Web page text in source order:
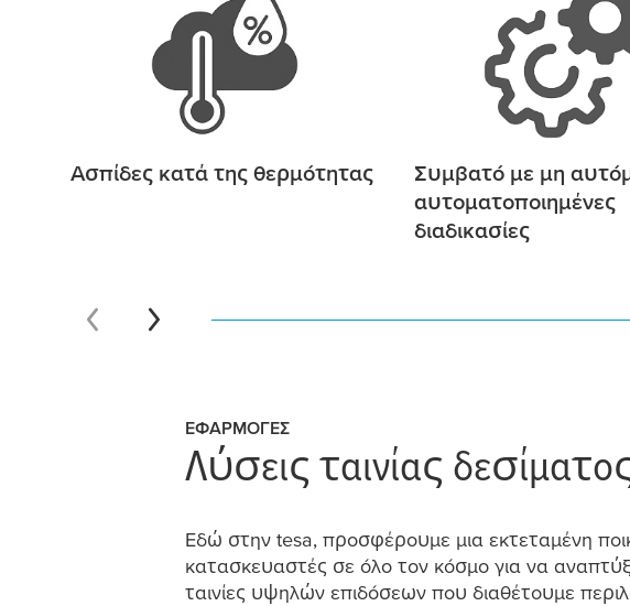
Ασπίδες κατά της θερμότητας Συμβατό με μη αυτό
αυτοματοποιημένες
διαδικασίες
ΕΦΑΡΜΟΓΈΣ
Λύσεις ταινίας δεσίμ
Εδώ στην tesa, προσφέρουμε μια εκτεταμένη
κατασκευαστές σε όλο τον κόσμο για να
ταινίες υψηλών επιδόσεων που διαθέτουμε